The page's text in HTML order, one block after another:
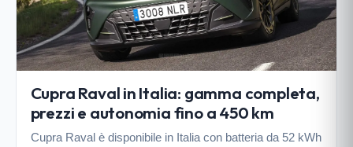
Cupra Raval in Italia: gamma completa,
prezzi e autonomia fino a 450 km
Cupra Raval è disponibile in Italia con batteria da 52 kWh